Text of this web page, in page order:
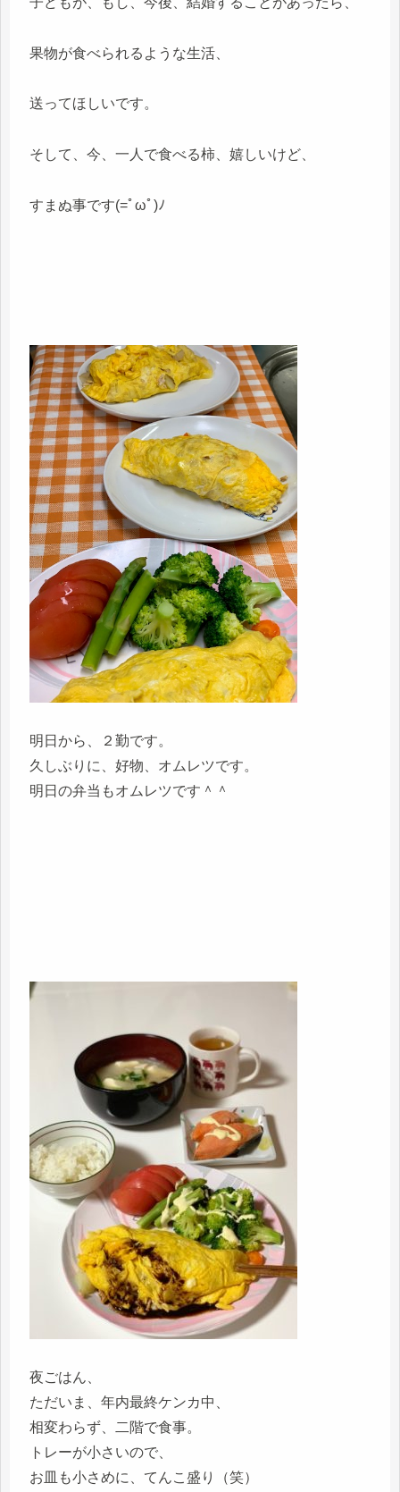
果物が食べられるような生活、
送ってほしいです。
そして、今、一人で食べる柿、嬉しいけど、
すまぬ事です(=ﾟωﾟ)ﾉ
明日から、２勤です。
久しぶりに、好物、オムレツです。
明日の弁当もオムレツです＾＾
夜ごはん、
ただいま、年内最終ケンカ中、
相変わらず、二階で食事。
トレーが小さいので、
お皿も小さめに、てんこ盛り（笑）